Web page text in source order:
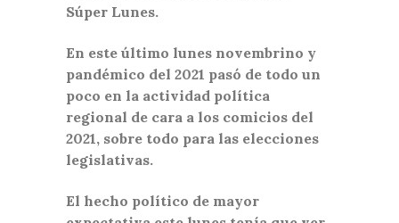
Súper Lunes.
En este último lunes novembrino y
pandémico del 2021 pasó de todo un
poco en la actividad política
regional de cara a los comicios del
2021, sobre todo para las elecciones
legislativas.
El hecho político de mayor